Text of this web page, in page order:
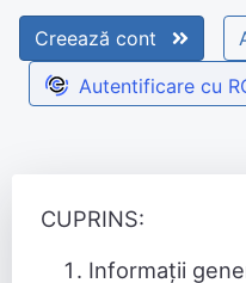
Creează cont
Autentificare cu
Politica de
CUPRINS:
Informații